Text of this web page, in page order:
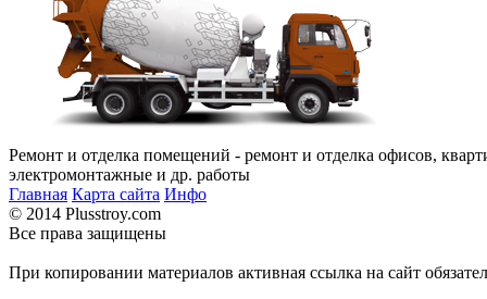
Ремонт и отделка помещений - ремонт и отделка офисов,
электромонтажные и др. работы
Главная Карта сайта Инфо
© 2014 Plusstroy.com
Все права защищены
При копировании материалов активная ссылка на сайт